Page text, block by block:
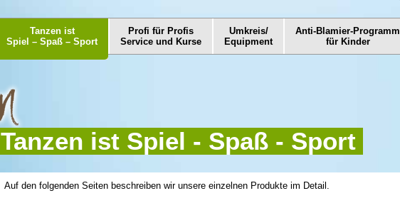
Tanzen ist
Spiel – Spaß – Sport
Profi für Profis
Service und Kurse
Umkreis/
Equipment
Anti-Blamier-Programm
für Kinder
Tanzen ist Spiel - Spaß - Sport
Auf den folgenden Seiten beschreiben wir unsere einzelnen Produkte im Detail.